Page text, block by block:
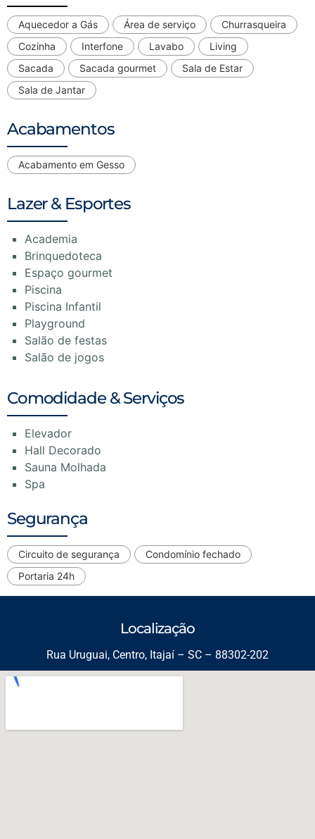
Aquecedor a Gás Área de serviço
Churrasqueira
Cozinha
Interfone Lavabo
Living
Sacada
Sacada gourmet
Sala de Estar
Sala de Jantar
Acabamentos
Acabamento em Gesso
Lazer & Esportes
Academia
Brinquedoteca
Espaço gourmet
Piscina
Piscina Infantil
Playground
Salão de festas
Salão de jogos
Comodidade & Serviços
Elevador
Hall Decorado
Sauna Molhada
Spa
Segurança
Circuito de segurança
Condomínio fechado
Portaria 24h
Localização
Rua Uruguai, Centro, Itajaí – SC – 88302-202